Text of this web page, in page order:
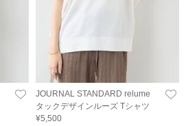
JOURNAL STANDARD relume
タックデザインルーズ Tシャツ
¥5,500